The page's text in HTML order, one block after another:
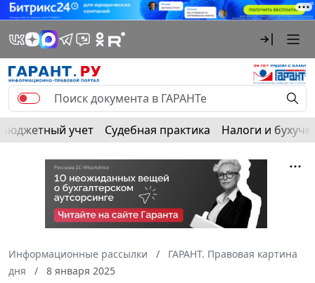
Бюджетный учет Судебная практика Налоги и
Информационные рассылки
ГАРАНТ. Правовая картина
дня
8 января 2025